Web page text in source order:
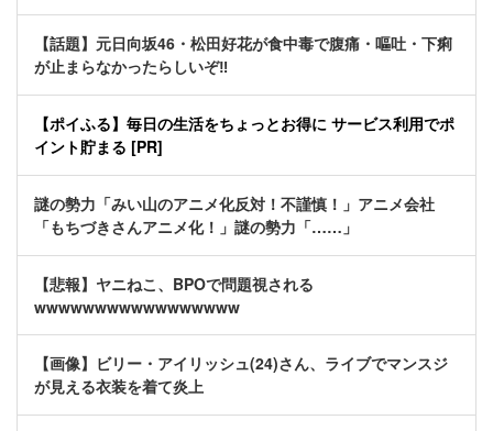
【話題】元日向坂46・松田好花が食中毒で腹痛・嘔吐・下痢
が止まらなかったらしいぞ‼
【ポイふる】毎日の生活をちょっとお得に サービス利用でポ
イント貯まる [PR]
謎の勢力「みい山のアニメ化反対！不謹慎！」アニメ会社
「もちづきさんアニメ化！」謎の勢力「……」
【悲報】ヤニねこ、BPOで問題視される
wwwwwwwwwwwwwwwww
【画像】ビリー・アイリッシュ(24)さん、ライブでマンスジ
が見える衣装を着て炎上